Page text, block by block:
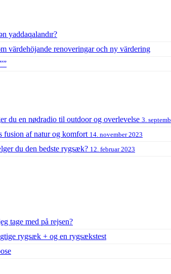
yaddaqalandır?
värdehöjande renoveringar och ny värdering
du en nødradio til outdoor og overlevelse 3.
fusion af natur og komfort 14. november 2023
du den bedste rygsæk? 12. februar 2023
tage med på rejsen?
rygsæk + og en rygsækstest